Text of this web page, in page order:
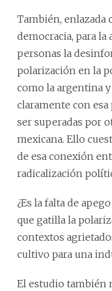
También, enlazada
democracia, para la
personas la
polarización en la
como la argentina
claramente con
ser superadas por
mexicana. Ello
de esa conexión
radicalización
¿Es la falta de
que gatilla la
contextos
cultivo para una
El estudio también